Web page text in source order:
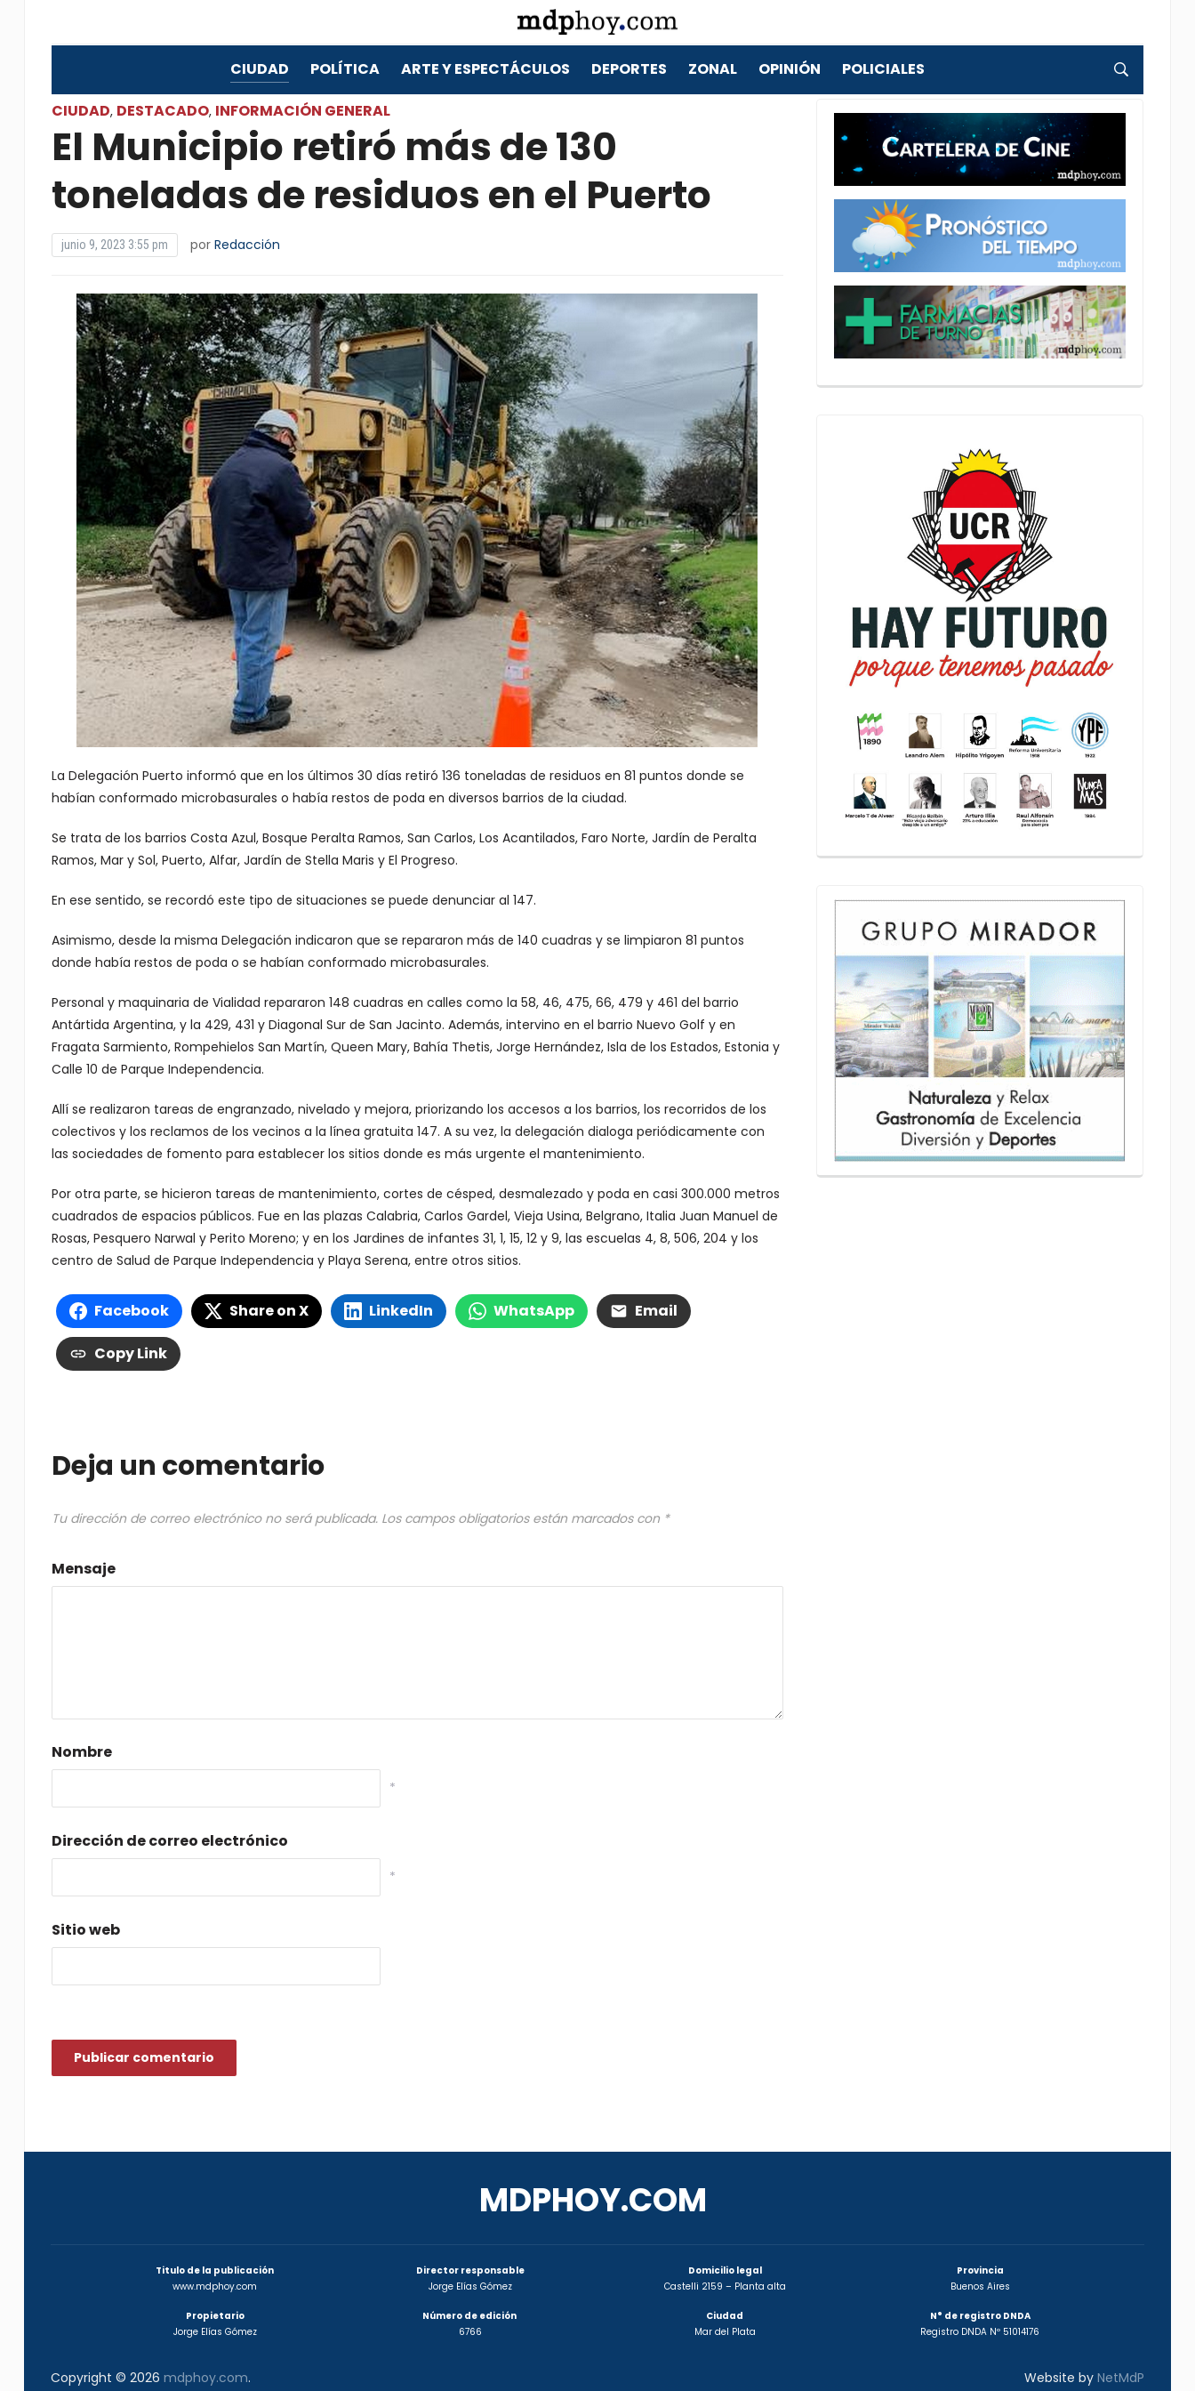
CIUDAD POLÍTICA ARTE Y ESPECTÁCULOS DEPORTES ZONAL OPINIÓN POLICIALES
CIUDAD, DESTACADO, INFORMACIÓN GENERAL
El Municipio retiró más de 130
toneladas de residuos en el Puerto
junio 9, 2023 3:55 pm por Redacción
La Delegación Puerto informó que en los últimos 30 días retiró 136 toneladas de residuos en 81 puntos donde se
habían conformado microbasurales o había restos de poda en diversos barrios de la ciudad.
Se trata de los barrios Costa Azul, Bosque Peralta Ramos, San Carlos, Los Acantilados, Faro Norte, Jardín de Peralta
Ramos, Mar y Sol, Puerto, Alfar, Jardín de Stella Maris y El Progreso.
En ese sentido, se recordó este tipo de situaciones se puede denunciar al 147.
Asimismo, desde la misma Delegación indicaron que se repararon más de 140 cuadras y se limpiaron 81 puntos
donde había restos de poda o se habían conformado microbasurales.
Personal y maquinaria de Vialidad repararon 148 cuadras en calles como la 58, 46, 475, 66, 479 y 461 del barrio
Antártida Argentina, y la 429, 431 y Diagonal Sur de San Jacinto. Además, intervino en el barrio Nuevo Golf y en
Fragata Sarmiento, Rompehielos San Martín, Queen Mary, Bahía Thetis, Jorge Hernández, Isla de los Estados, Estonia y
Calle 10 de Parque Independencia.
Allí se realizaron tareas de engranzado, nivelado y mejora, priorizando los accesos a los barrios, los recorridos de los
colectivos y los reclamos de los vecinos a la línea gratuita 147. A su vez, la delegación dialoga periódicamente con
las sociedades de fomento para establecer los sitios donde es más urgente el mantenimiento.
Por otra parte, se hicieron tareas de mantenimiento, cortes de césped, desmalezado y poda en casi 300.000 metros
cuadrados de espacios públicos. Fue en las plazas Calabria, Carlos Gardel, Vieja Usina, Belgrano, Italia Juan Manuel de
Rosas, Pesquero Narwal y Perito Moreno; y en los Jardines de infantes 31, 1, 15, 12 y 9, las escuelas 4, 8, 506, 204 y los
centro de Salud de Parque Independencia y Playa Serena, entre otros sitios.
Facebook Share on X LinkedIn WhatsApp Email
Copy Link
Deja un comentario
Tu dirección de correo electrónico no será publicada. Los campos obligatorios están marcados con *
Mensaje
Nombre
*
Dirección de correo electrónico
*
Sitio web
MDPHOY.COM
Titulo de la publicación
www.mdphoy.com
Propietario
Jorge Elías Gómez
Director responsable
Jorge Elías Gómez
Número de edición
6766
Domicilio legal
Castelli 2159 – Planta alta
Ciudad
Mar del Plata
Provincia
Buenos Aires
N° de registro DNDA
Registro DNDA Nº 51014176
Copyright © 2026 mdphoy.com. Website byNetMdP